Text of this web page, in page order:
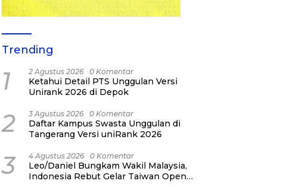
Trending
1 2 Agustus 2026 0 Komentar
Ketahui Detail PTS Unggulan Versi
Unirank 2026 di Depok
2 3 Agustus 2026 0 Komentar
Daftar Kampus Swasta Unggulan di
Tangerang Versi uniRank 2026
3 4 Agustus 2026 0 Komentar
Leo/Daniel Bungkam Wakil Malaysia,
Indonesia Rebut Gelar Taiwan Open